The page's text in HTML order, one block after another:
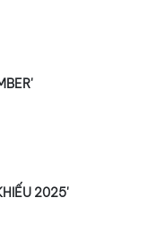
2025'